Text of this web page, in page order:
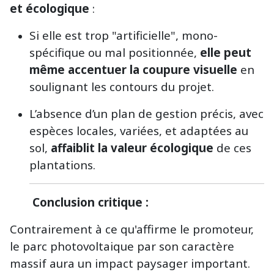
et écologique :
Si elle est trop "artificielle", mono-
spécifique ou mal positionnée, elle peut
même accentuer la coupure visuelle en
soulignant les contours du projet.
L’absence d’un plan de gestion précis, avec
espèces locales, variées, et adaptées au
sol, affaiblit la valeur écologique de ces
plantations.
Conclusion critique :
Contrairement à ce qu'affirme le promoteur,
le parc photovoltaique par son caractère
massif aura un impact paysager important.